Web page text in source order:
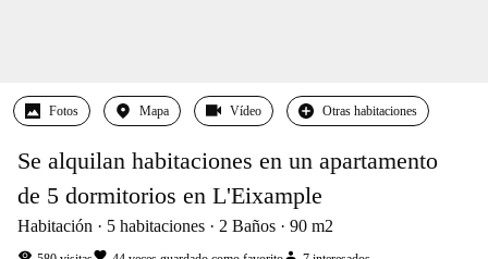
Fotos Mapa Vídeo Otras habitaciones
Se alquilan habitaciones en un apartamento
de 5 dormitorios en L'Eixample
Habitación 5 habitaciones 2 Baños 90 m2